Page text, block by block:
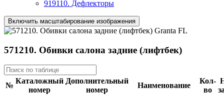
919110. Дефлекторы
Включить масштабирование изображения
571210. Обивки салона задние (лифтбек)
№
Каталожный
номер
Дополнительный
номер
Наименование
Кол-
во